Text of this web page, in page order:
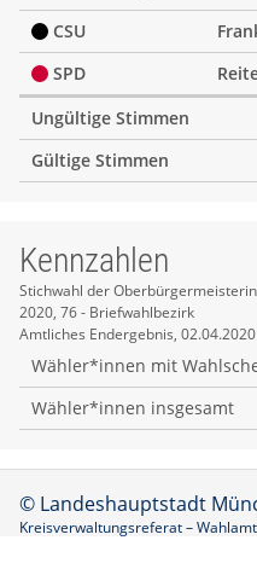
CSU
SPD
Ungültige Stimmen
Gültige Stimmen
Kennzahlen
Kennzahlen
Stichwahl der
2020, 76 - Briefwahlbezirk
Amtliches Endergebnis,
Wähler*innen mit
Wähler*innen insgesamt
© Landeshauptstadt
Kreisverwaltungsreferat – Wahlamt